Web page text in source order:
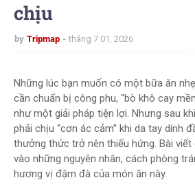
chịu
by Tripmap tháng 7 01, 2026
Những lúc bạn muốn có một bữa ăn
cần chuẩn bị công phu, “bò khô cay
như một giải pháp tiện lợi. Nhưng sau
phải chịu “cơn ác cảm” khi da tay dính
thưởng thức trở nên thiếu hứng. Bài
vào những nguyên nhân, cách phòng
hương vị đậm đà của món ăn này.